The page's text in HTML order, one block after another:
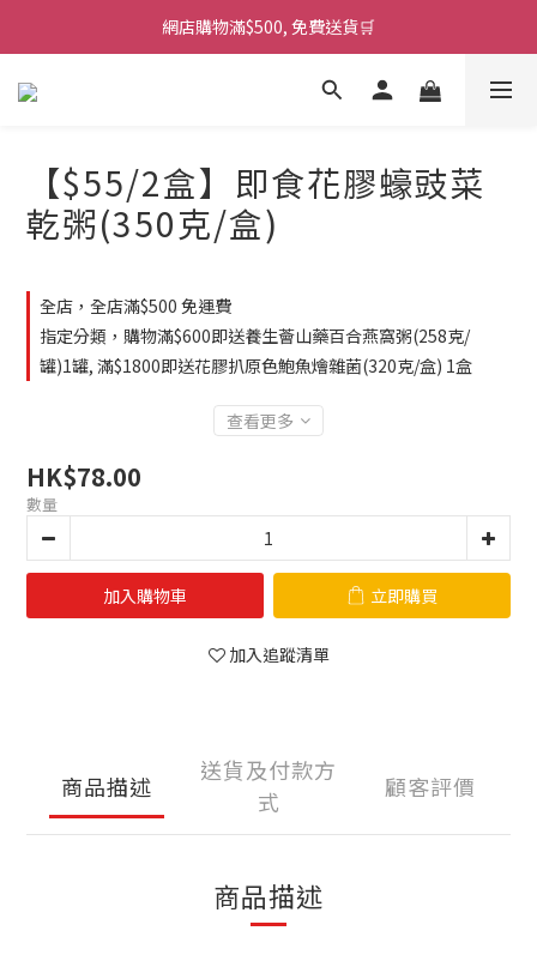
網店購物滿$500, 免費送貨🛒
【$55/2盒】即食花膠蠔豉菜
乾粥(350克/盒)
全店，全店滿$500 免運費
指定分類，購物滿$600即送養生薈山藥百合燕窩粥(258克/
罐)1罐, 滿$1800即送花膠扒原色鮑魚燴雜菌(320克/盒) 1盒
查看更多
HK$78.00
數量
加入購物車 立即購買
加入追蹤清單
商品描述
送貨及付款方
式
顧客評價
商品描述